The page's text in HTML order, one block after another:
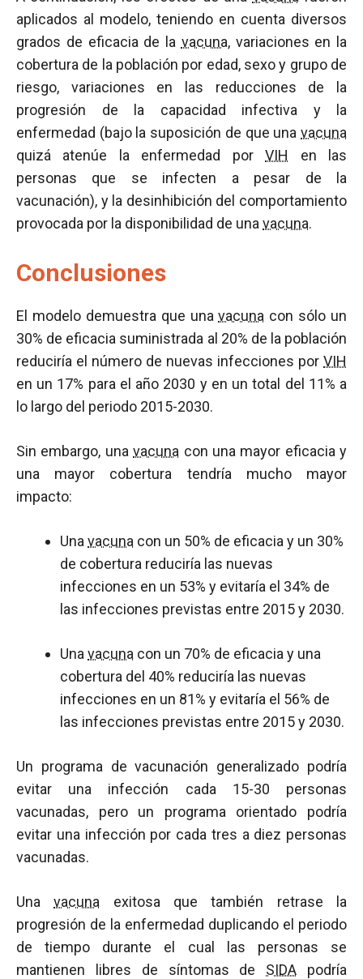
aplicados al modelo, teniendo en cuenta diversos
grados de eficacia de la vacuna, variaciones en la
cobertura de la población por edad, sexo y grupo de
riesgo, variaciones en las reducciones de la
progresión de la capacidad infectiva y la
enfermedad (bajo la suposición de que una vacuna
quizá atenúe la enfermedad porVIH
en las
personas que se infecten a pesar de la
vacunación), y la desinhibición del comportamiento
provocada por la disponibilidad de una vacuna.
Conclusiones
El modelo demuestra que unavacuna con sólo un
30% de eficacia suministrada al 20% de la población
reduciría el número de nuevas infecciones por VIH
en un 17% para el año 2030 y en un total del 11% a
lo largo del periodo 2015-2030.
Sin embargo, unavacuna con una mayor eficacia y
una mayor cobertura tendría mucho mayor
impacto:
Una vacuna con un 50% de eficacia y un 30%
de cobertura reduciría las nuevas
infecciones en un 53% y evitaría el 34% de
las infecciones previstas entre 2015 y 2030.
Una vacuna con un 70% de eficacia y una
cobertura del 40% reduciría las nuevas
infecciones en un 81% y evitaría el 56% de
las infecciones previstas entre 2015 y 2030.
Un programa de vacunación generalizado podría
evitar una infección cada 15-30 personas
vacunadas, pero un programa orientado podría
evitar una infección por cada tres a diez personas
vacunadas.
Unavacuna exitosa que también retrase la
progresión de la enfermedad duplicando el periodo
de tiempo durante el cual las personas se
mantienen libres de síntomas de SIDA podría